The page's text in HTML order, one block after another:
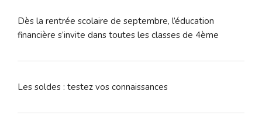
Dès la rentrée scolaire de septembre, l’éducation
financière s’invite dans toutes les classes de 4ème
Les soldes : testez vos connaissances